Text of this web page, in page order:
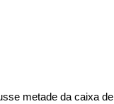
metade da caixa de